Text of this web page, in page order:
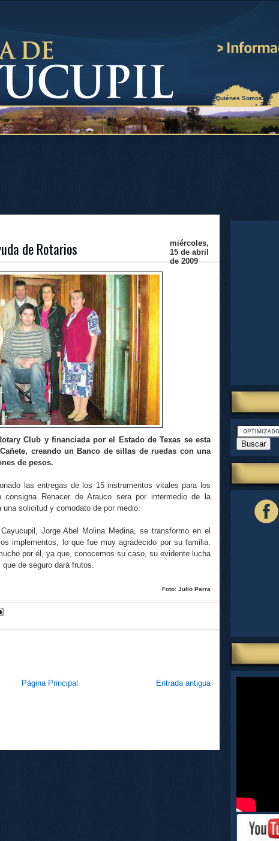
¿Quiénes Somos?
miércoles,
15 de abril
de 2009
de Rotarios
Club y financiada por el Estado de Texas se esta
creando un Banco de sillas de ruedas con una
de pesos.
las entregas de los 15 instrumentos vitales para los
consigna Renacer de Arauco sera por intermedio de la
una solicitud y comodato de por medio.
Jorge Abel Molina Medina, se transformo en el
implementos, lo que fue muy agradecido por su familia.
por él, ya que, conocemos su caso, su evidente lucha
de seguro dará frutos.
Foto: Julio Parra
Entrada antigua
Página Principal